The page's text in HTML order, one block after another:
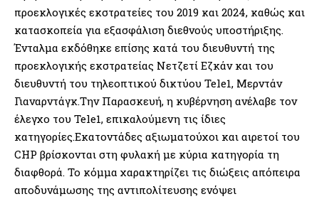
προεκλογικές εκστρατείες του 2019 και 2024, καθώς και
κατασκοπεία για εξασφάλιση διεθνούς υποστήριξης.
Ένταλμα εκδόθηκε επίσης κατά του διευθυντή της
προεκλογικής εκστρατείας Νετζετί Εζκάν και του
διευθυντή του τηλεοπτικού δικτύου Tele1, Μερντάν
Γιαναρντάγκ.Την Παρασκευή, η κυβέρνηση ανέλαβε τον
έλεγχο του Tele1, επικαλούμενη τις ίδιες
κατηγορίες.Εκατοντάδες αξιωματούχοι και αιρετοί του
CHP βρίσκονται στη φυλακή με κύρια κατηγορία τη
διαφθορά. Το κόμμα χαρακτηρίζει τις διώξεις απόπειρα
αποδυνάμωσης της αντιπολίτευσης ενόψει